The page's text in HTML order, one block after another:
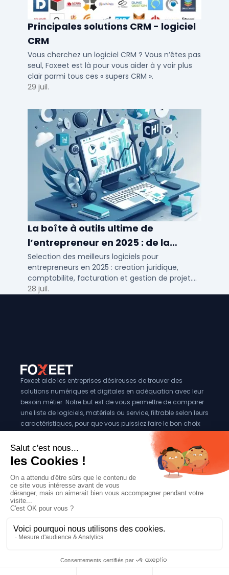
Principales solutions CRM - logiciel
CRM
Vous cherchez un logiciel CRM ? Vous n’êtes pas
seul, Foxeet est là pour vous aider à y voir plus
clair parmi tous ces « supers CRM ».
29 juil.
La boîte à outils ultime de
l’entrepreneur en 2025 : de la
création à la gestion
Selection des meilleurs logiciels pour
entrepreneurs en 2025 : creation juridique,
comptabilite, facturation et gestion de projet.
Outils adaptes aux TPE, PME et independants en
28 juil.
Foxeet aide les entreprises désireuses de trouver des
solutions numériques et digitales en adéquation avec leur
besoin métier. Notre but est de vous permettre de comparer
une liste de logiciels, matériels ou service, filtrable selon leurs
caractéristiques, pour que vous puissiez faire le bon choix
Vous êtes éditeur?
Se référencer sur Foxeet
Réseaux
Mentions légales